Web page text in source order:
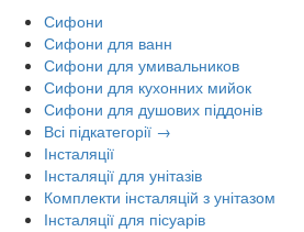
Сифони
Сифони для ванн
Сифони для умивальников
Сифони для кухонних мийок
Сифони для душових піддонів
Всі підкатегорії →
Інсталяції
Інсталяції для унітазів
Комплекти інсталяцій з унітазом
Інсталяції для пісуарів